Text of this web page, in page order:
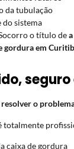
da tubulação
sistema
o título de
gordura em
resolver o
totalmente
caixa de gordura